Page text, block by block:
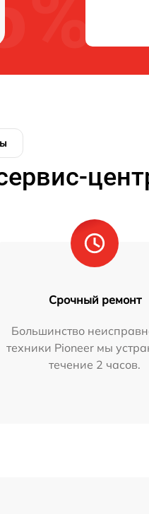
Срочный ремонт
Большинство
техники Pioneer мы
течение 2 часов.